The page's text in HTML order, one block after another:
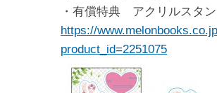
・有償特典 アクリルスタ
https://
product_id=2251075